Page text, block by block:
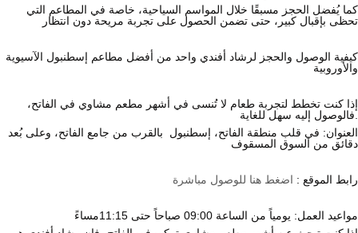
كما يُفضل الحجز مسبقًا خلال المواسم السياحية، خاصة في المطاعم التي
تحظى بإقبال كبير، حتى تضمن الحصول على تجربة مريحة دون انتظار
كيفية الوصول والحجز لرشاد أفندي واحد من أفضل مطاعم إسطنبول الآسيوية
والأوروبية
إذا كنت تخطط لتجربة طعام لا تُنسى في أشهر مطعم مشاوي في الفاتح،
فالوصول إليه سهل للغاية.
دقائق من السوق المسقوف
رابط الموقع : اضغط هنا للوصول مباشرة
مواعيد العمل: يومياً من الساعة 09:00 صباحاً حتى 11:15مساءً